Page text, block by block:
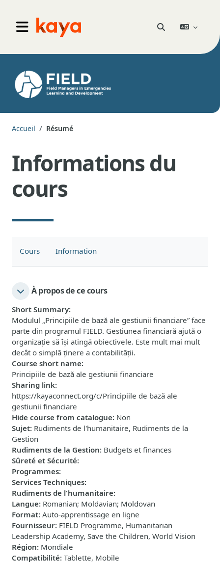
Panneau latéral
Go to home Activer/désactiver
Accueil Résumé
Informations du
cours
Cours Information
À propos de ce cours
Short Summary:
Modulul „Principiile de bază ale gestiunii financiare” face
parte din programul FIELD. Gestiunea financiară ajută o
organizație să își atingă obiectivele. Este mult mai mult
decât o simplă ținere a contabilității.
Course short name:
Principiile de bază ale gestiunii financiare
Sharing link:
https://kayaconnect.org/c/Principiile de bază ale
gestiunii financiare
Hide course from catalogue: Non
Sujet: Rudiments de l'humanitaire, Rudiments de la
Gestion
Rudiments de la Gestion: Budgets et finances
Sûreté et Sécurité:
Programmes:
Services Techniques:
Rudiments de l'humanitaire:
Langue: Romanian; Moldavian; Moldovan
Format: Auto-apprentissage en ligne
Fournisseur: FIELD Programme, Humanitarian
Leadership Academy, Save the Children, World Vision
Région: Mondiale
Compatibilité: Tablette, Mobile